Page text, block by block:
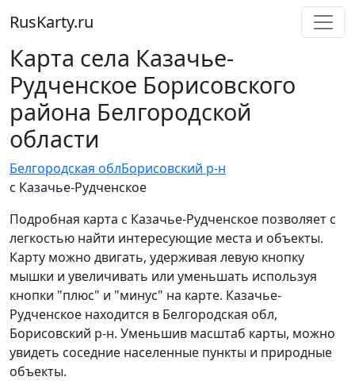
RusKarty.ru
Карта села Казачье-
Рудченское Борисовского
района Белгородской
области
Белгородская облБорисовский р-н
с Казачье-Рудченское
Подробная карта с Казачье-Рудченское позволяет с
легкостью найти интересующие места и объекты.
Карту можно двигать, удерживая левую кнопку
мышки и увеличивать или уменьшать используя
кнопки "плюс" и "минус" на карте. Казачье-
Рудченское находится в Белгородская обл,
Борисовский р-н. Уменьшив масштаб карты, можно
увидеть соседние населенные пункты и природные
объекты.